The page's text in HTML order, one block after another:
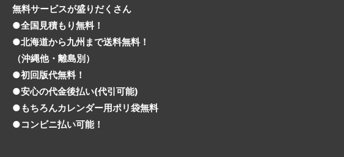
無料サービスが盛りだくさん
●全国見積もり無料！
●北海道から九州まで送料無料！
（沖縄他・離島別）
●初回版代無料！
●安心の代金後払い(代引可能)
●もちろんカレンダー用ポリ袋無料
●コンビニ払い可能！